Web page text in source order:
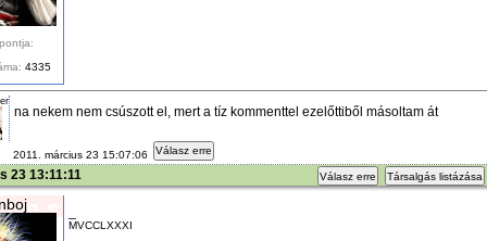
4335
na nekem nem csúszott el, mert a tíz kommenttel ezelőttiből másoltam át
2011. március 23 15:07:06 Válasz erre
23 13:11:11 Válasz erre Társalgás listázása
MVCCLXXXI